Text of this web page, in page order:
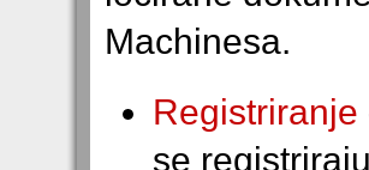
Machinesa.
Registriranje
se